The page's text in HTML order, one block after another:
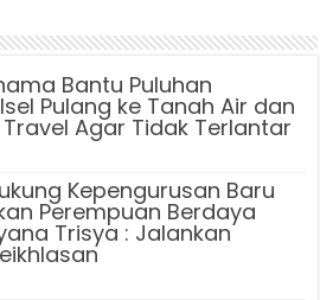
Bantu Puluhan
Pulang ke Tanah Air dan
Agar Tidak Terlantar
Kepengurusan Baru
Perempuan Berdaya
Trisya : Jalankan